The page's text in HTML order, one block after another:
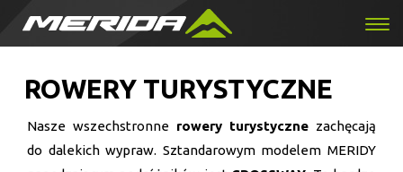
ROWERY TURYSTYCZNE
Nasze wszechstronne rowery turystyczne zachęcają
do dalekich wypraw. Sztandarowym modelem MERIDY